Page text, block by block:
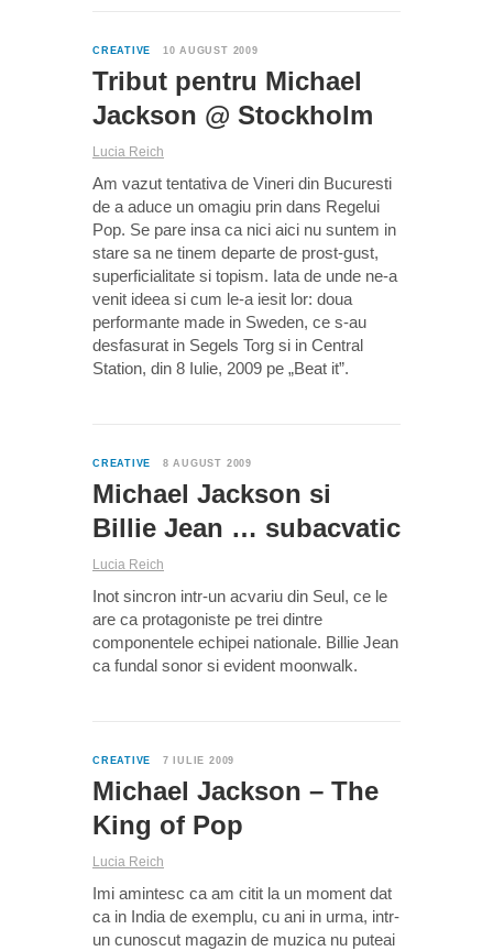
CREATIVE 10 AUGUST 2009
Tribut pentru Michael
Jackson @ Stockholm
Lucia Reich
Am vazut tentativa de Vineri din Bucuresti
de a aduce un omagiu prin dans Regelui
Pop. Se pare insa ca nici aici nu suntem in
stare sa ne tinem departe de prost-gust,
superficialitate si topism. Iata de unde ne-a
venit ideea si cum le-a iesit lor: doua
performante made in Sweden, ce s-au
desfasurat in Segels Torg si in Central
Station, din 8 Iulie, 2009 pe „Beat it”.
CREATIVE 8 AUGUST 2009
Michael Jackson si
Billie Jean … subacvatic
Lucia Reich
Inot sincron intr-un acvariu din Seul, ce le
are ca protagoniste pe trei dintre
componentele echipei nationale. Billie Jean
ca fundal sonor si evident moonwalk.
CREATIVE 7 IULIE 2009
Michael Jackson – The
King of Pop
Lucia Reich
Imi amintesc ca am citit la un moment dat
ca in India de exemplu, cu ani in urma, intr-
un cunoscut magazin de muzica nu puteai